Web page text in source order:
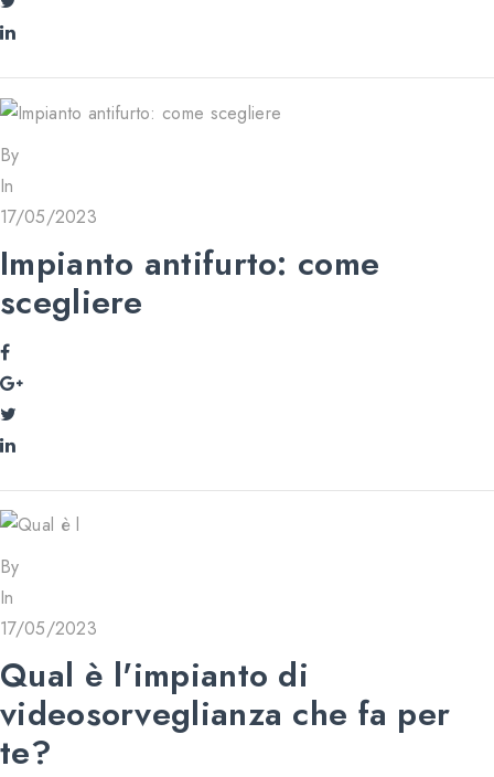
By
In
17/05/2023
Impianto antifurto: come
scegliere
By
In
17/05/2023
Qual è l'impianto di
videosorveglianza che fa per
te?